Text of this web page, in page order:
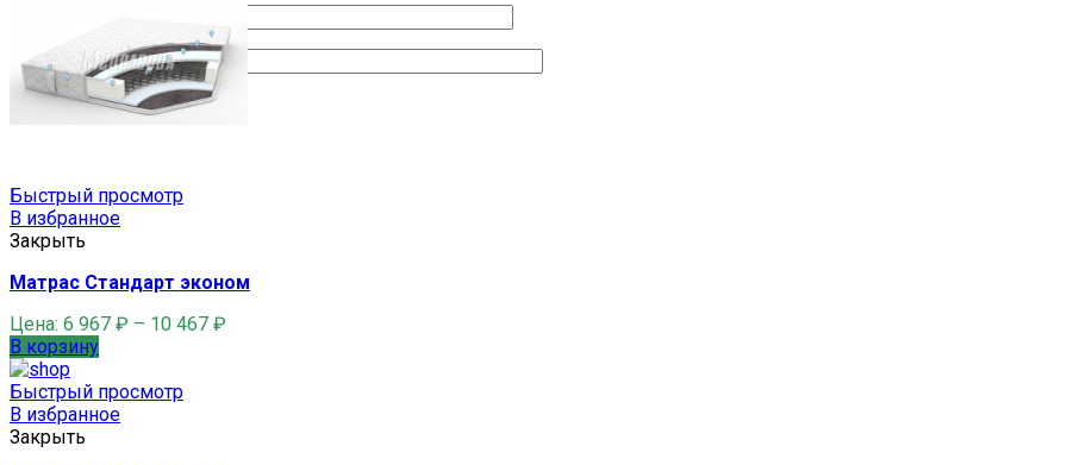
Ваш телефон
Быстрый просмотр
В избранное
Закрыть
Матрас Стандарт эконом
Цена: 6 967 ₽ – 10 467 ₽
В корзину
Быстрый просмотр
В избранное
Закрыть